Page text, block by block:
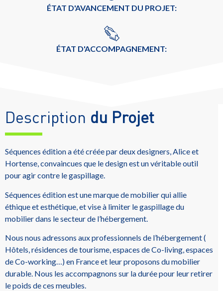
ÉTAT D'AVANCEMENT DU PROJET:
ÉTAT D'ACCOMPAGNEMENT:
Description du Projet
Séquences édition a été créée par deux designers, Alice et
Hortense, convaincues que le design est un véritable outil
pour agir contre le gaspillage.
Séquences édition est une marque de mobilier qui allie
éthique et esthétique, et vise à limiter le gaspillage du
mobilier dans le secteur de l’hébergement.
Nous nous adressons aux professionnels de l’hébergement (
Hôtels, résidences de tourisme, espaces de Co-living, espaces
de Co-working…) en France et leur proposons du mobilier
durable. Nous les accompagnons sur la durée pour leur retirer
le poids de ces meubles.